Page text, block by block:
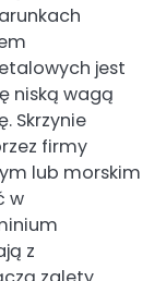
jest
niską wagą
Skrzynie
firmy
lub morskim
w
z